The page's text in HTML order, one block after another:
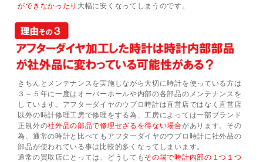
ができなかったり 大幅に安くなってしまうのです。
きちんとメンテナンスを実施しながら大切に時計を使っている方は
３～５年に一度はオーバーホールや内部の各部品のメンテナンスを
しています。アフターダイヤのウブロ時計は直営店ではなく直営店
以外の時計修理工房で修理をする為、工房によっては一部ブランド
正規外の社外品の部品で修理せざるを得ない場合があります。その
為、通常の時計と比べてもアフターダイヤのウブロ時計に社外品の
部品が使われている事は比較的多くなってしまいます。
通常の買取店にとっては、どうしても その場で時計内部の１つ１つ